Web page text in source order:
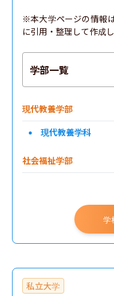
学校教育教員養成
法学部
医学部
創造工学部
農学部
※本大学ページの情報
に引用・整理して作成し
学部一覧
現代教養学部
現代教養学科
社会福祉学部
学
私立大学